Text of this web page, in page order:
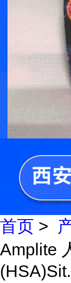
首页 >
Amplite